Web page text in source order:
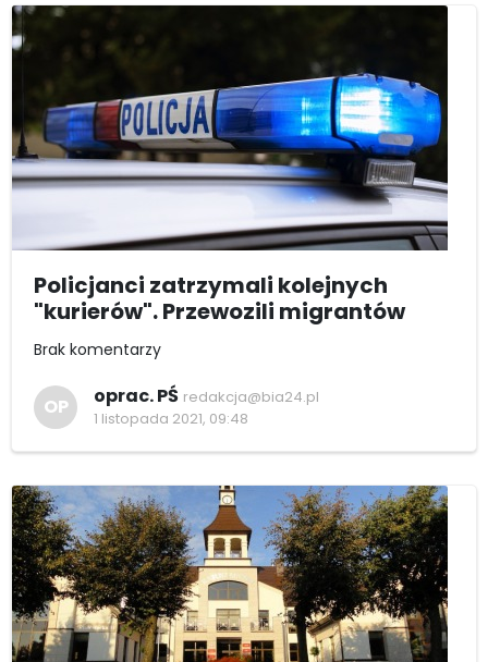
Policjanci zatrzymali kolejnych
"kurierów". Przewozili migrantów
Brak komentarzy
OP oprac. PŚ redakcja@bia24.pl
1 listopada 2021, 09:48